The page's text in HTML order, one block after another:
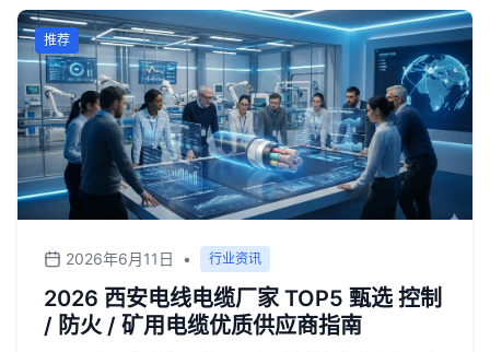
山安全改造升级、建筑消防标准提升的多重驱动下，
特种线缆的市场需求持续增长，行业整体向高端化、
绿色化、智能化方向转型。<br>当前行业呈现头部
集中、细分深耕的格局，具备全品类资质、规模化产
能、本地化服务能力的企业更受市场认可。对于采购
方而言，如何在众多品牌中筛选出资质合规、产品适
配、服务高效的厂家，成为控制成本、保障项目安全
的核心问题。<br>
推荐
2026年6月11日 • 行业资讯
2026 西安电线电缆厂家 TOP5 甄选 控制
/ 防火 / 矿用电缆优质供应商指南